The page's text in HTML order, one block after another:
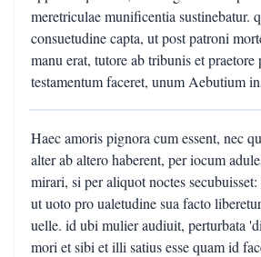
meretriculae munificentia sustinebatur.
consuetudine capta, ut post patroni
manu erat, tutore ab tribunis et praetore
testamentum faceret, unum Aebutium
Haec amoris pignora cum essent, nec
alter ab altero haberent, per iocum
mirari, si per aliquot noctes
ut uoto pro ualetudine sua facto
uelle. id ubi mulier audiuit, perturbata
mori et sibi et illi satius esse quam id